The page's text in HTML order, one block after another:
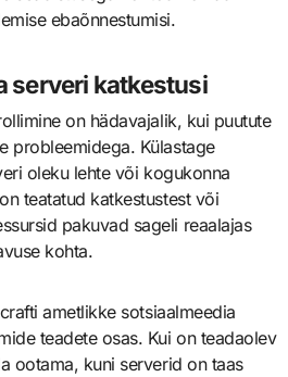
ebaõnnestumisi.
serveri katkestusi
on hädavajalik, kui puutute
probleemidega. Külastage
oleku lehte või kogukonna
teatatud katkestustest või
pakuvad sageli reaalajas
kohta.
ametlikke sotsiaalmeedia
teadete osas. Kui on teadaolev
ootama, kuni serverid on taas